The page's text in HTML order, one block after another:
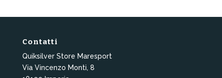
Contatti
Quiksilver Store Maresport
Via Vincenzo Monti, 8